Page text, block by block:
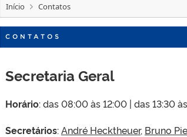
Início Contatos
CONTATOS
Secretaria Geral
Horário: das 08:00 às 12:00 | das 13:30
Secretários:André Hecktheuer, Bruno